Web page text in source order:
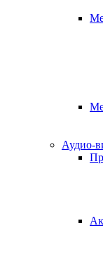
Аудио-